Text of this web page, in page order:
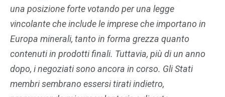
una posizione forte votando per una legge
vincolante che include le imprese che importano in
Europa minerali, tanto in forma grezza quanto
contenuti in prodotti finali. Tuttavia, più di un anno
dopo, i negoziati sono ancora in corso. Gli Stati
membri sembrano essersi tirati indietro,